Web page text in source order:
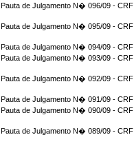
Pauta de Julgamento N� 096/09 - CRF
Pauta de Julgamento N� 095/09 - CRF
Pauta de Julgamento N� 094/09 - CRF
Pauta de Julgamento N� 093/09 - CRF
Pauta de Julgamento N� 092/09 - CRF
Pauta de Julgamento N� 091/09 - CRF
Pauta de Julgamento N� 090/09 - CRF
Pauta de Julgamento N� 089/09 - CRF